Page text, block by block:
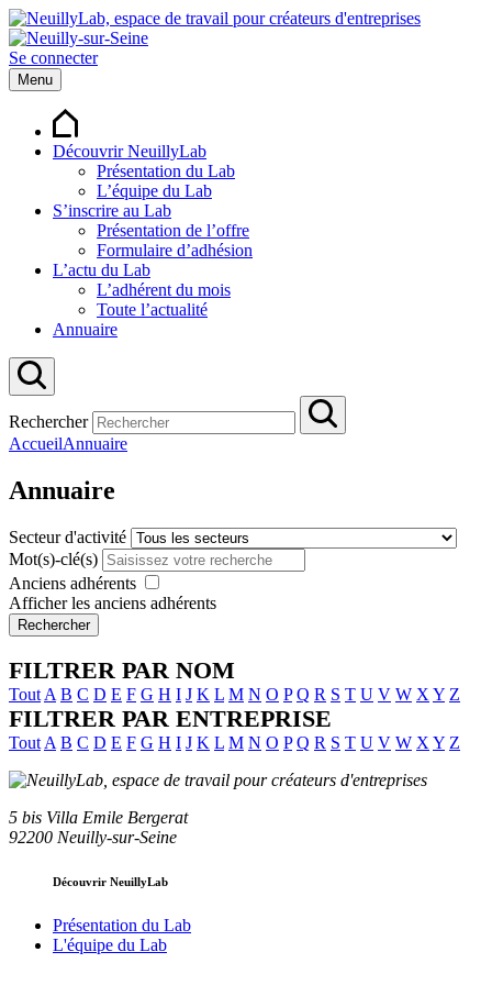
Se connecter
Menu
Découvrir NeuillyLab
Présentation du Lab
L’équipe du Lab
S’inscrire au Lab
Présentation de l’offre
Formulaire d’adhésion
L’actu du Lab
L’adhérent du mois
Toute l’actualité
Annuaire
Rechercher
AccueilAnnuaire
Annuaire
Secteur d'activité
Mot(s)-clé(s)
Anciens adhérents
Afficher les anciens adhérents
Rechercher
FILTRER PAR NOM
Tout A B C D E F G H I J K L M N O P Q R S T U V W X Y Z
FILTRER PAR ENTREPRISE
Tout A B C D E F G H I J K L M N O P Q R S T U V W X Y Z
5 bis Villa Emile Bergerat
92200 Neuilly-sur-Seine
Découvrir NeuillyLab
Présentation du Lab
L'équipe du Lab